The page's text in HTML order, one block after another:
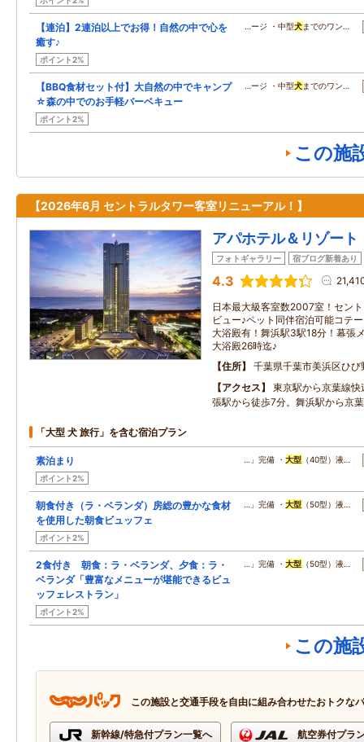
【連泊】2連泊以上でお得！自然の中で心を
癒す♪
ポイント2%
…ージ ・中型犬までのワン…
【BBQ食材セット付】大自然の中でキャンプ
☆森の中でのお手軽バーベキュー
ポイント2%
…ージ ・中型犬までのワン…
この施
【2026年6月 セントラルタワー客室リニューアル！】
アパホテル＆リゾー
フォトギャラリー 宿ブログ新着あり
4.3
日本最大級客室数2007室！セン
ビュー♪ペット同伴宿泊可能コテ
大浴殿有！舞浜駅3駅18分！幕張
大浴殿26時迄♪
住所
千葉県千葉市美浜区ひび
アクセス
東京駅から京葉線
張駅から徒歩7分。舞浜駅から京
「大型 犬 旅行」を含む宿泊プラン
素泊まり
ポイント2%
…」完備 ・大型 （40型）液…
朝食付き（ラ・ベランダ）房総の豊かな食材
を使用した朝食ビュッフェ
ポイント2%
…」完備 ・大型 （50型）液…
2食付き 朝食：ラ・ベランダ、夕食：ラ・
ベランダ「豊富なメニューが堪能できるビュ
ッフェレストラン」
ポイント2%
…」完備 ・大型 （50型）液…
この施
この施設と交通手段を自由に組み合わせたおトクな
新幹線/特急付プラン一覧へ 航空券付プラ